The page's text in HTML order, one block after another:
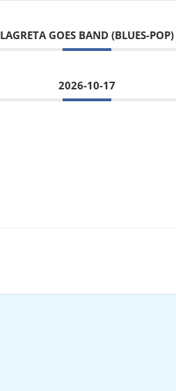
LAGRETA GOES BAND (BLUES-POP)
2026-10-17